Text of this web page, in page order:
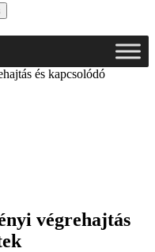
és kapcsolódó
végrehajtás